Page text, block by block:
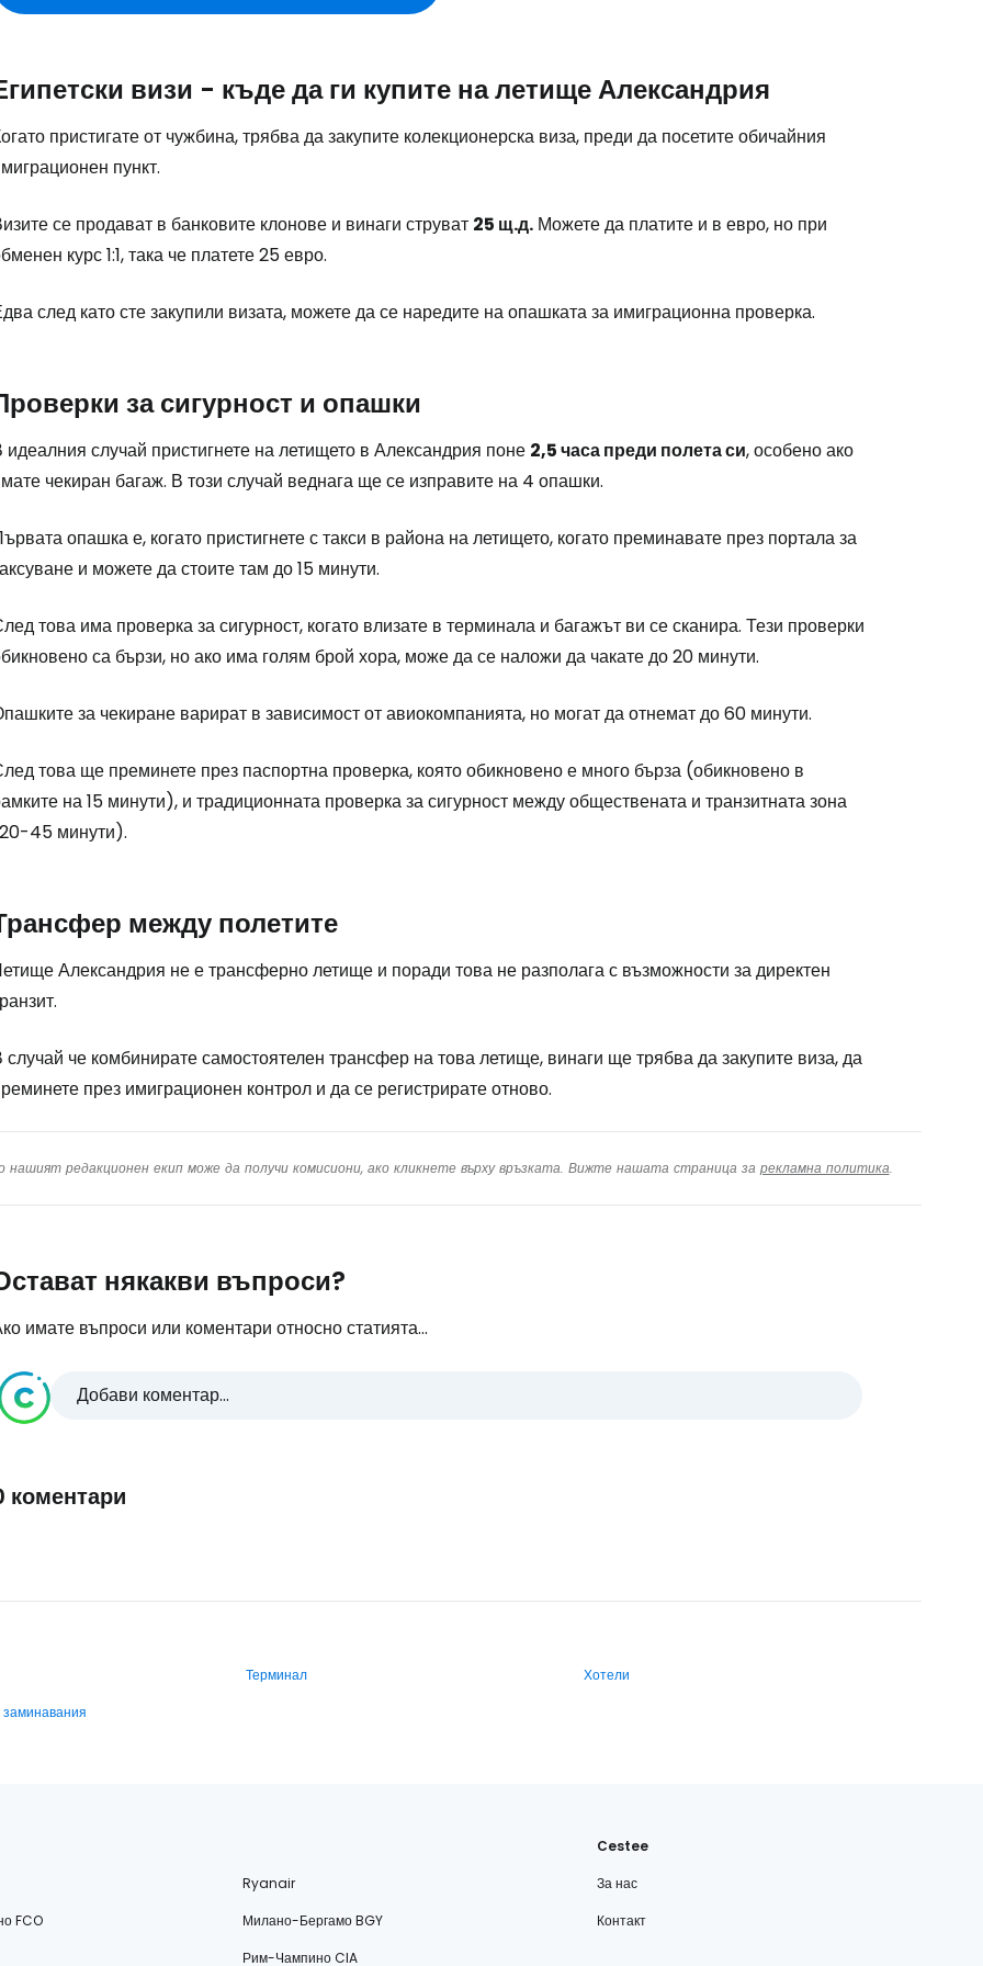
визи - къде да ги купите на летище Александрия
пристигате от чужбина, трябва да закупите колекционерска виза, преди да посетите обичайния
пункт.
се продават в банковите клонове и винаги струват 25 щ.д. Можете да платите и в евро, но при
курс 1:1, така че платете 25 евро.
след като сте закупили визата, можете да се наредите на опашката за имиграционна проверка.
за сигурност и опашки
идеалния случай пристигнете на летището в Александрия поне 2,5 часа преди полета си, особено ако
чекиран багаж. В този случай веднага ще се изправите на 4 опашки.
опашка е, когато пристигнете с такси в района на летището, когато преминавате през портала за
и можете да стоите там до 15 минути.
това има проверка за сигурност, когато влизате в терминала и багажът ви се сканира. Тези проверки
са бързи, но ако има голям брой хора, може да се наложи да чакате до 20 минути.
за чекиране варират в зависимост от авиокомпанията, но могат да отнемат до 60 минути.
това ще преминете през паспортна проверка, която обикновено е много бърза (обикновено в
на 15 минути), и традиционната проверка за сигурност между обществената и транзитната зона
45 минути).
между полетите
Александрия не е трансферно летище и поради това не разполага с възможности за директен
случай че комбинирате самостоятелен трансфер на това летище, винаги ще трябва да закупите виза, да
през имиграционен контрол и да се регистрирате отново.
редакционен екип може да получи комисиони, ако кликнете върху връзката. Вижте нашата страница за рекламна политика.
някакви въпроси?
имате въпроси или коментари относно статията...
Добави коментар...
коментари
Терминал
Хотели
Ryanair
FCO
Милано-Бергамо BGY
Рим-Чампино CIA
Cestee
За нас
Контакт
Влезте в Cestee
Продължете с Facebook
Продължете с имейл